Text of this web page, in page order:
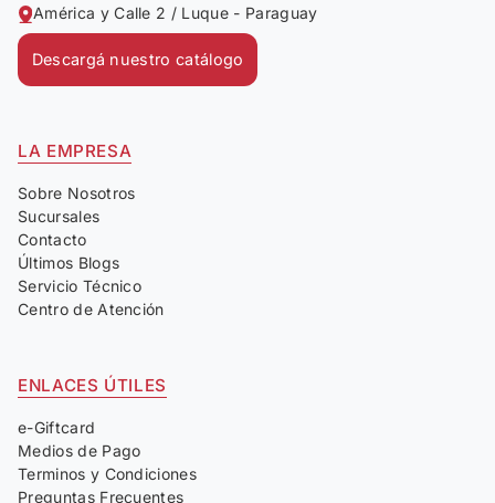
América y Calle 2 / Luque - Paraguay
Descargá nuestro catálogo
LA EMPRESA
Sobre Nosotros
Sucursales
Contacto
Últimos Blogs
Servicio Técnico
Centro de Atención
ENLACES ÚTILES
e-Giftcard
Medios de Pago
Terminos y Condiciones
Preguntas Frecuentes